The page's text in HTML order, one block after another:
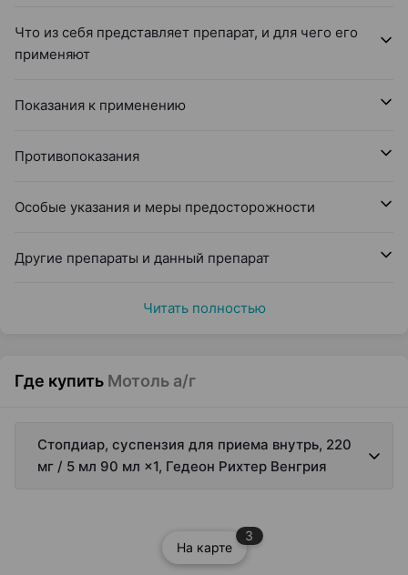
Что из себя представляет препарат, и для чего его
применяют
Показания к применению
Противопоказания
Особые указания и меры предосторожности
Другие препараты и данный препарат
Читать полностью
Где купить Мотоль а/г
Стопдиар, суспензия для приема внутрь, 220
мг / 5 мл 90 мл ×1, Гедеон Рихтер Венгрия
На карте
3